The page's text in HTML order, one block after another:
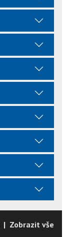
| Zobrazit vše